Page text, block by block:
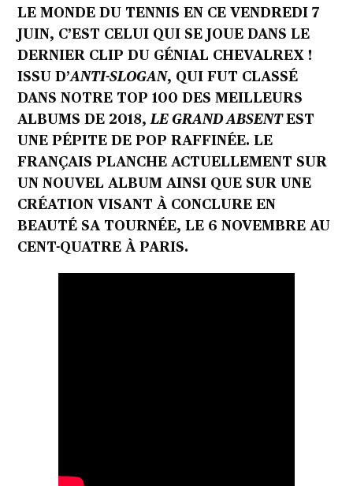
LE MONDE DU TENNIS EN CE VENDREDI 7
JUIN, C’EST CELUI QUI SE JOUE DANS LE
DERNIER CLIP DU GÉNIAL CHEVALREX !
ISSU D’ANTI-SLOGAN, QUI FUT CLASSÉ
DANS NOTRE TOP 100 DES MEILLEURS
ALBUMS DE 2018,LE GRAND ABSENTEST
UNE PÉPITE DE POP RAFFINÉE. LE
FRANÇAIS PLANCHE ACTUELLEMENT SUR
UN NOUVEL ALBUM AINSI QUE SUR UNE
CRÉATION VISANT À CONCLURE EN
BEAUTÉ SA TOURNÉE, LE 6 NOVEMBRE AU
CENT-QUATRE À PARIS.